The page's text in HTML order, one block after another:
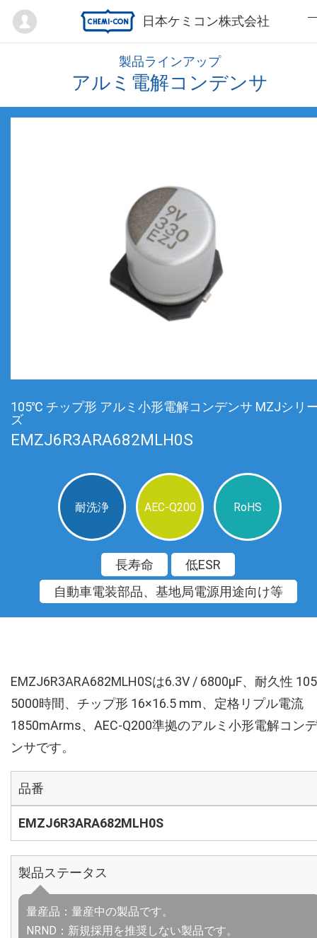
日本ケミコン株式会社
Mypage
製品ラインアップ
アルミ電解コンデンサ
105℃ チップ形 アルミ小形電解コンデンサ MZJシリ
ズ
EMZJ6R3ARA682MLH0S
耐洗浄 AEC-Q200 RoHS
長寿命
低ESR
自動車電装部品、基地局電源用途向け等
EMZJ6R3ARA682MLH0Sは6.3V / 6800µF、耐久性
5000時間、チップ形 16×16.5 mm、定格リプル電流
1850mArms、AEC-Q200準拠のアルミ小形電解コンデ
ンサです。
品番
EMZJ6R3ARA682MLH0S
製品ステータス
量産品：量産中の製品です。
NRND：新規採用を推奨しない製品です。